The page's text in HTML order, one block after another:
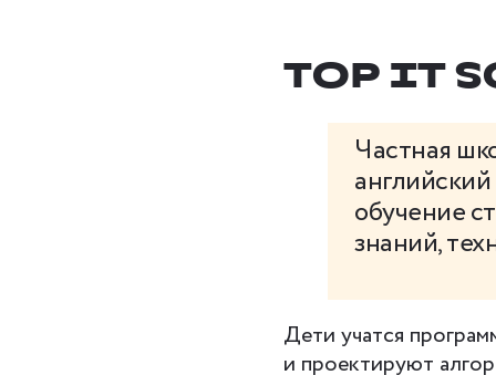
ТОР IT
Частная
обучение
знаний,
Дети учатся
и проектируют